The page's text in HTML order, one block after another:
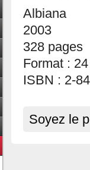
Albiana
2003
328 pages
Format :
ISBN : 2-
Soyez le